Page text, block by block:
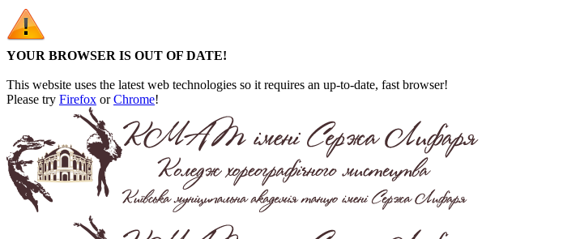
YOUR BROWSER IS OUT OF DATE!
This website uses the latest web technologies so it requires an up-to-date, fast browser!
Please try Firefox orChrome!